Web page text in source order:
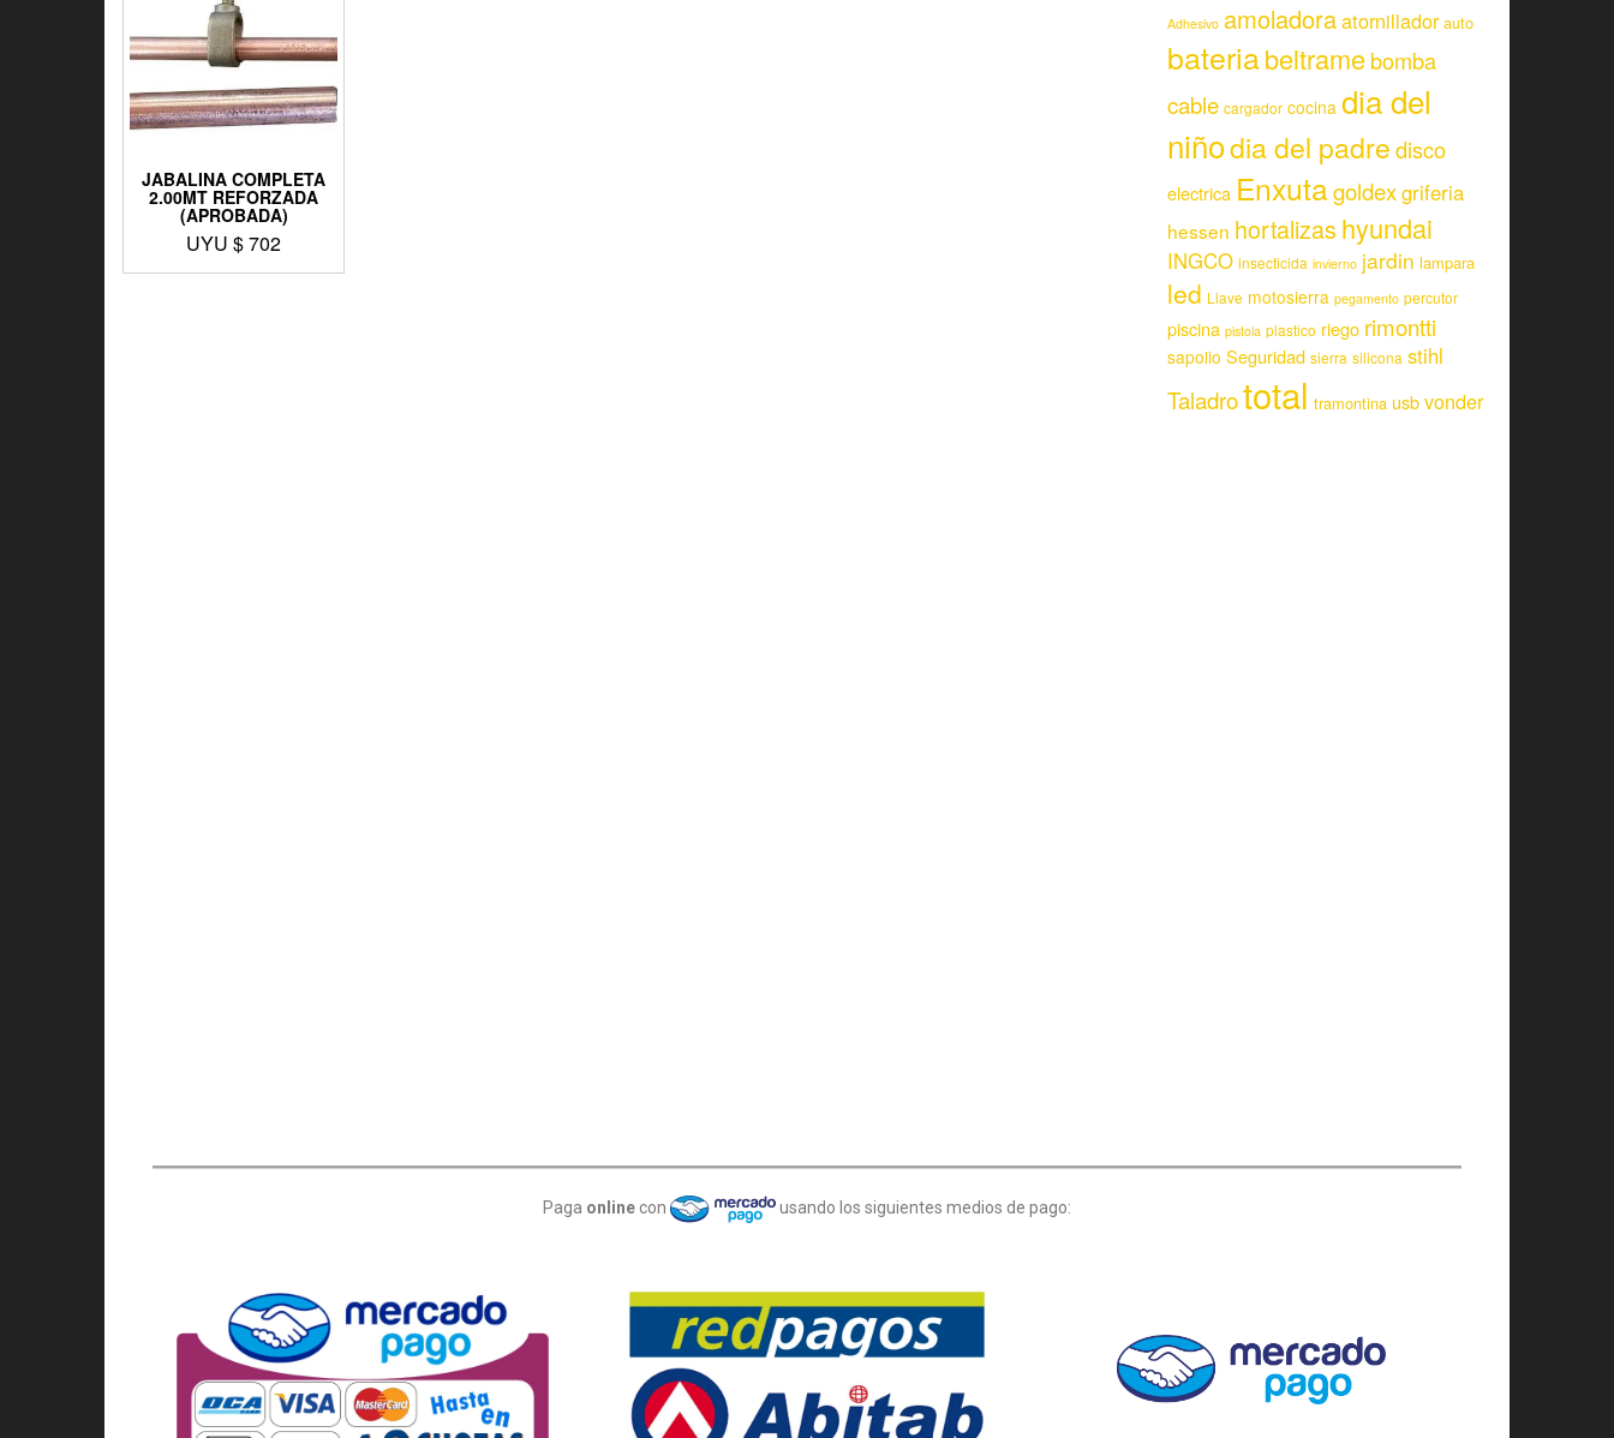
JABALINA COMPLETA
2.00MT REFORZADA
(APROBADA)
UYU $702
Adhesivo amoladoraatornillador auto
bateriabeltramebomba
cable cargador cocina dia del
niñodia del padredisco
electrica Enxutagoldexgriferia
hessen hortalizas hyundai
INGCO insecticida invierno jardin lampara
led Llave motosierra pegamento percutor
piscina pistola plastico riego rimontti
sapolio Seguridad sierra silicona stihl
Taladrototal tramontina usbvonder
Paga online con usando los siguientes medios de pago: